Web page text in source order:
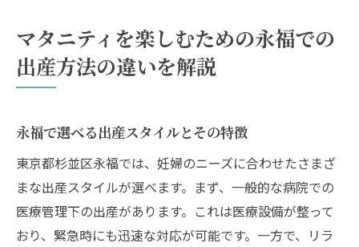
マタニティを楽しむための永福での
出産方法の違いを解説
永福で選べる出産スタイルとその特徴
東京都杉並区永福では、妊婦のニーズに合わせたさまざ
まな出産スタイルが選べます。まず、一般的な病院での
医療管理下の出産があります。これは医療設備が整って
おり、緊急時にも迅速な対応が可能です。一方で、リラ